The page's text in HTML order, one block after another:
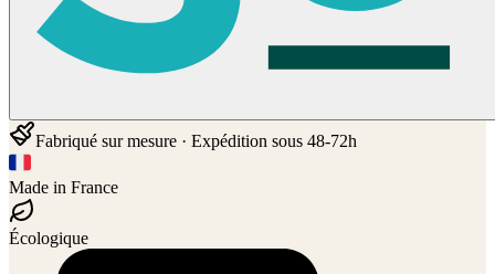
Fabriqué sur mesure · Expédition sous 48-72h
Made in France
Écologique